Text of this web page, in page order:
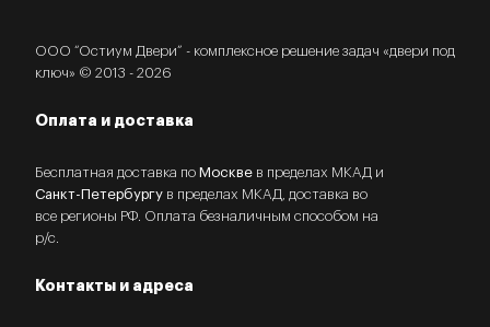
ООО “Остиум Двери” - комплексное решение задач «двери под
ключ» © 2013 - 2026
Оплата и доставка
Бесплатная доставка по Москве в пределах МКАД и
Санкт-Петербургу в пределах МКАД, доставка во
все регионы РФ. Оплата безналичным способом на
р/с.
Контакты и адреса